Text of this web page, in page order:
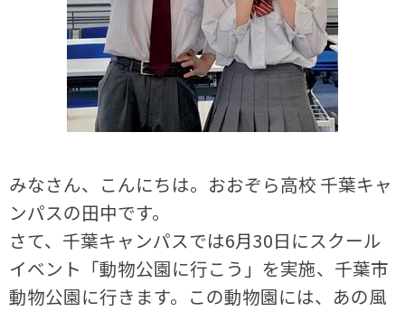
みなさん、こんにちは。おおぞら高校 千葉キャ
ンパスの田中です。
さて、千葉キャンパスでは6月30日にスクール
イベント「動物公園に行こう」を実施、 千葉市
動物公園に行きます。この動物園には、あの風